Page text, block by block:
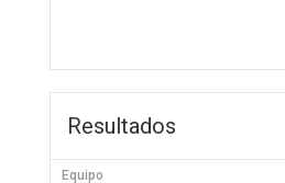
Resultados
Equipo